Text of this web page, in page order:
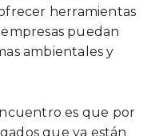
herramientas
puedan
ambientales y
es que por
que ya están